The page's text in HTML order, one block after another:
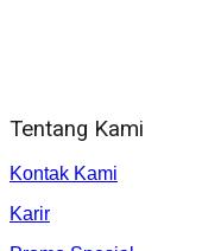
Tentang Kami
Kontak Kami
Karir